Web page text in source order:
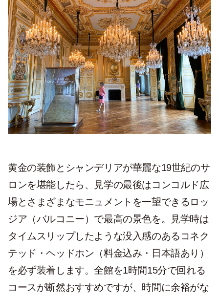
黄金の装飾とシャンデリアが華麗な19世紀のサ
ロンを堪能したら、見学の最後はコンコルド広
場とさまざまなモニュメントを一望できるロッ
ジア（バルコニー）で最高の景色を。見学時は
タイムスリップしたような没入感のあるコネク
テッド・ヘッドホン（料金込み・日本語あり）
を必ず装着します。全館を1時間15分で回れる
コースが断然おすすめですが、時間に余裕がな